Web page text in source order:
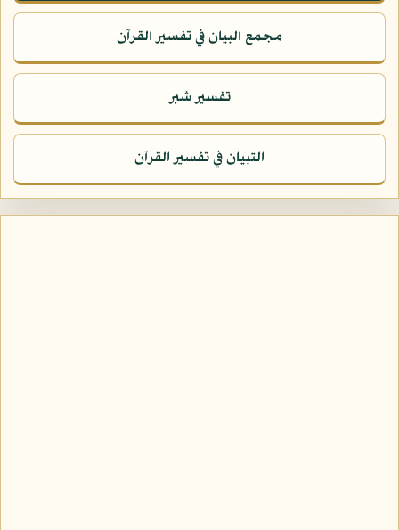
مجمع البيان في تفسير القرآن
تفسير شبر
التبيان في تفسير القرآن